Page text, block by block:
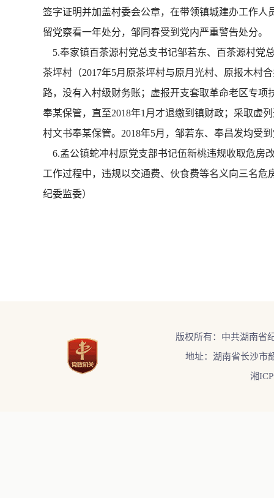
签字证明并加盖村委会公章，在带领镇城建办工作人
留党察看一年处分，邹同春受到党内严重警告处分。
5.奉家镇百茶源村党总支书记邹若东、百茶源村党
茶坪村（2017年5月原茶坪村与原月光村、原报木村
路，没有入村级财务账；虚报开支套取革命老区专项
奉某保管，直至2018年1月才退缴到镇财政；采取虚
村文书奉某保管。2018年5月，邹若东、奉昌发均受
6.孟公镇蛇冲村原党支部书记伍新桃违规收取危房
工作过程中，违规以交通费、伙食费等名义向三名危
纪委监委）
版权所有：中共湖南省
地址：湖南省长沙市
湘